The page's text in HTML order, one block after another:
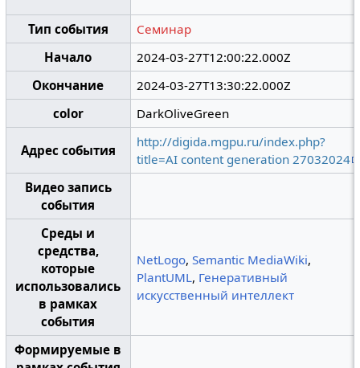
Тип события
Семинар
Начало
2024-03-27T12:00:22.000Z
Окончание
2024-03-27T13:30:22.000Z
color
DarkOliveGreen
Адрес события
http://digida.mgpu.ru/index.php?
title=AI content generation 27032024
Видео запись
события
Среды и
средства,
которые
использовались
в рамках
события
NetLogo,Semantic MediaWiki,
PlantUML, Генеративный
искусственный интеллект
Формируемые в